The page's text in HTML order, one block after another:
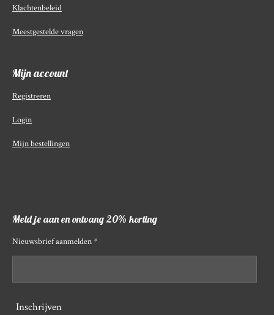
Klachtenbeleid
Meestgestelde vragen
Mijn account
Registreren
Login
Mijn bestellingen
Meld je aan en ontvang 20% korting
Nieuwsbrief aanmelden *
Inschrijven